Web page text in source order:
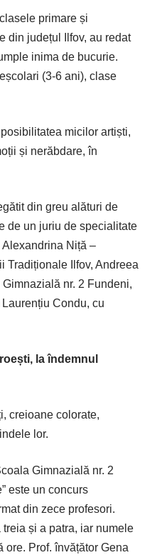
primare și
din județul Ilfov, au redat
inima de bucurie.
(3-6 ani), clase
micilor artiști,
și nerăbdare, în
din greu alături de
de un juriu de specialitate
Niță –
Tradiționale Ilfov, Andreea
nr. 2 Fundeni,
Condu, cu
la îndemnul
creioane colorate,
lor.
Gimnazială nr. 2
este un concurs
din zece profesori.
și a patra, iar numele
ore. Prof. învățător Gena